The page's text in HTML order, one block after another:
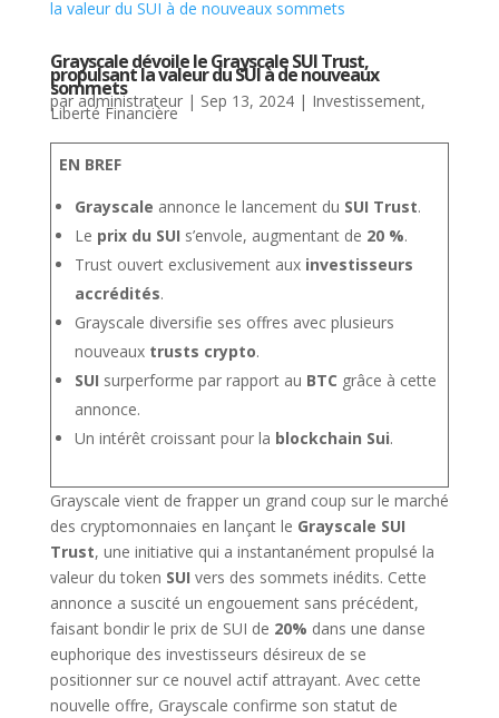
Grayscale dévoile le Grayscale SUI Trust,
propulsant la valeur du SUI à de nouveaux
sommets
paradministrateur| Sep 13, 2024| Investissement,
Liberté Financière
EN BREF
Grayscale annonce le lancement du SUI Trust.
Le prix du SUI s’envole, augmentant de 20 %.
Trust ouvert exclusivement aux investisseurs
accrédités.
Grayscale diversifie ses offres avec plusieurs
nouveaux trusts crypto.
SUI surperforme par rapport au BTC grâce à cette
annonce.
Un intérêt croissant pour la blockchain Sui.
Grayscale vient de frapper un grand coup sur le marché
des cryptomonnaies en lançant le Grayscale SUI
Trust, une initiative qui a instantanément propulsé la
valeur du token SUI vers des sommets inédits. Cette
annonce a suscité un engouement sans précédent,
faisant bondir le prix de SUI de 20% dans une danse
euphorique des investisseurs désireux de se
positionner sur ce nouvel actif attrayant. Avec cette
nouvelle offre, Grayscale confirme son statut de